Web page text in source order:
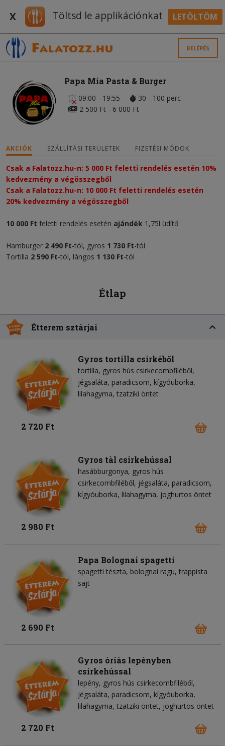
X Töltsd le applikációnkat LETÖLTÖM
BELÉPÉS
Papa Mia Pasta & Burger
09:00 - 19:55
30 - 100 perc
2 500 Ft - 6 000 Ft
AKCIÓK SZÁLLÍTÁSI TERÜLETEK FIZETÉSI MÓDOK
Csak a Falatozz.hu-n: 5 000 Ft feletti rendelés esetén 10%
kedvezmény a végösszegből
Csak a Falatozz.hu-n: 10 000 Ft feletti rendelés esetén
20% kedvezmény a végösszegből
10 000 Ft feletti rendelés esetén ajándék 1,75l üdítő
Hamburger 2 490 Ft-tól, gyros 1 730 Ft-tól
Tortilla 2 590 Ft-tól, lángos 1 130 Ft-tól
Étlap
Étterem sztárjai
Gyros tortilla csirkéből
tortilla gyros hús csirkecombfiléből
jégsaláta paradicsom kígyóuborka
lilahagyma tzatziki öntet
2 720 Ft
Gyros tàl csirkehússal
hasábburgonya gyros hús
csirkecombfiléből jégsaláta paradicsom
kígyóuborka lilahagyma joghurtos öntet
2 980 Ft
Papa Bolognai spagetti
spagetti tészta bolognai ragu trappista
sajt
2 690 Ft
Gyros óriás lepényben
csirkehússal
lepény gyros hús csirkecombfiléből
jégsaláta paradicsom kígyóuborka
lilahagyma tzatziki öntet joghurtos öntet
2 720 Ft